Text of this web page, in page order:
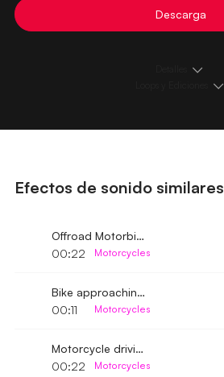
Descarga
Efectos de sonido similares
Offroad Motorbike driving away
00:22
Motorcycles
Bike approaching and stopping
00:11
Motorcycles
Motorcycle driving away fast
00:22
Motorcycles